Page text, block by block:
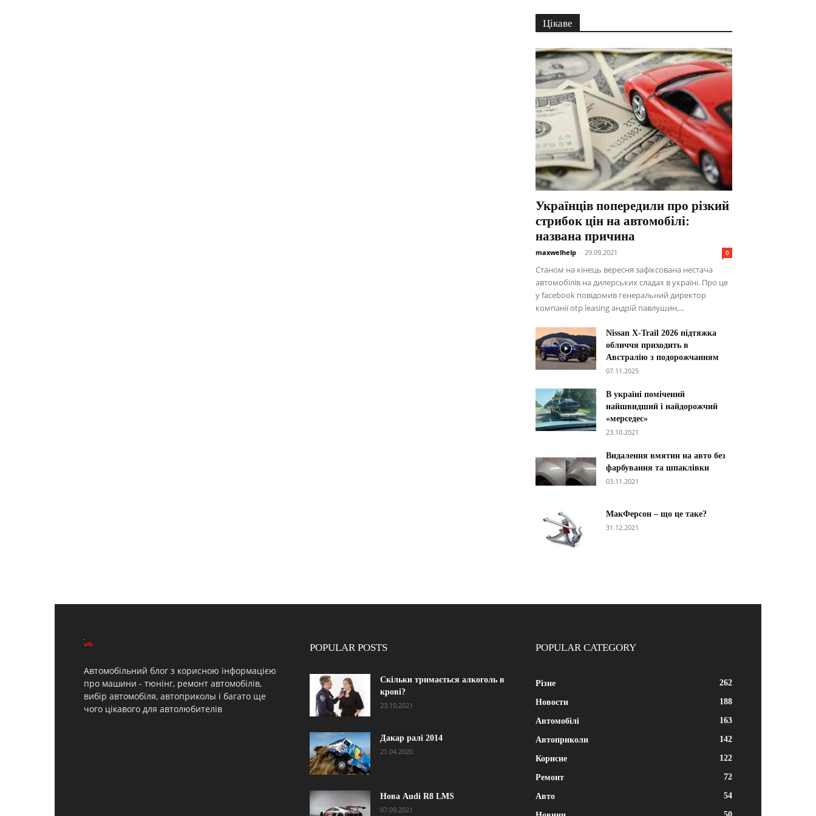
Цікаве
Українців попередили про різкий
стрибок цін на автомобілі:
названа причина
maxwelhelp - 29.09.2021 0
Станом на кінець вересня зафіксована нестача
автомобілів на дилерських сладах в україні. Про це
у facebook повідомив генеральний директор
компанії otp leasing андрій павлушин,...
Nissan X-Trail 2026 підтяжка
обличчя приходить в
Австралію з подорожчанням
07.11.2025
В україні помічений
найшвидший і найдорожчий
«мерседес»
23.10.2021
Видалення вмятин на авто без
фарбування та шпаклівки
03.11.2021
МакФерсон – що це таке?
31.12.2021
Автомобільний блог з корисною інформацією
про машини - тюнінг, ремонт автомобілів,
вибір автомобіля, автоприколы і багато ще
чого цікавого для автолюбителів
POPULAR POSTS
Скільки тримається алкоголь в
крові?
23.10.2021
Дакар ралі 2014
21.04.2020
Нова Audi R8 LMS
07.09.2021
POPULAR CATEGORY
Різне 262
Новости 188
Автомобілі 163
Автоприколи 142
Корисне 122
Ремонт 72
Авто 54